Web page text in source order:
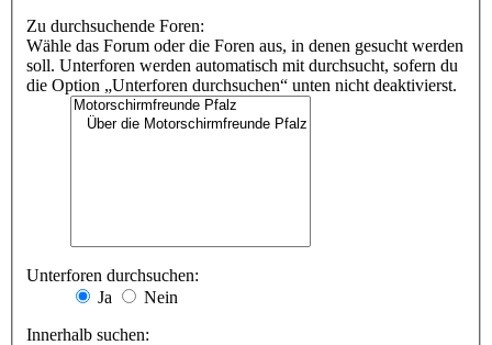
Zu durchsuchende Foren:
Wähle das Forum oder die Foren aus, in denen gesucht werden
soll. Unterforen werden automatisch mit durchsucht, sofern du
die Option „Unterforen durchsuchen“ unten nicht deaktivierst.
Unterforen durchsuchen:
Ja
Nein
Innerhalb suchen: